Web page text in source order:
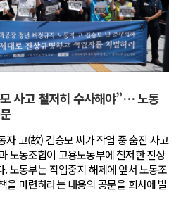
사고 철저히 수사해야”… 노동
자 고(故) 김승모 씨가 작업 중 숨진 사고
노동조합이 고용노동부에 철저한 진상
노동부는 작업중지 해제에 앞서 노동조
을 마련하라는 내용의 공문을 회사에 발